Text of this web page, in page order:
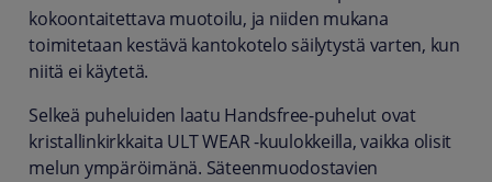
kokoontaitettava muotoilu, ja niiden mukana
toimitetaan kestävä kantokotelo säilytystä varten, kun
niitä ei käytetä.
Selkeä puheluiden laatu Handsfree-puhelut ovat
kristallinkirkkaita ULT WEAR -kuulokkeilla, vaikka olisit
melun ympäröimänä. Säteenmuodostavien